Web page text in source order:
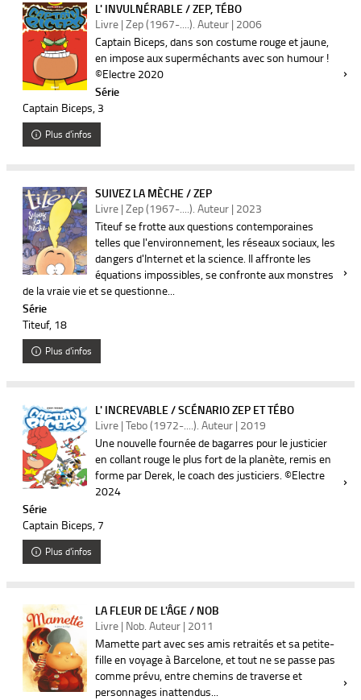
L' INVULNÉRABLE / ZEP, TÉBO
Livre | Zep (1967-....). Auteur | 2006
Captain Biceps, dans son costume rouge et jaune,
en impose aux superméchants avec son humour !
©Electre 2020
Série
Captain Biceps, 3
Plus d'infos
SUIVEZ LA MÈCHE / ZEP
Livre | Zep (1967-....). Auteur | 2023
Titeuf se frotte aux questions contemporaines
telles que l'environnement, les réseaux sociaux, les
dangers d'Internet et la science. Il affronte les
équations impossibles, se confronte aux monstres
de la vraie vie et se questionne...
Série
Titeuf, 18
Plus d'infos
L' INCREVABLE / SCÉNARIO ZEP ET TÉBO
Livre | Tebo (1972-....). Auteur | 2019
Une nouvelle fournée de bagarres pour le justicier
en collant rouge le plus fort de la planète, remis en
forme par Derek, le coach des justiciers. ©Electre
2024
Série
Captain Biceps, 7
Plus d'infos
LA FLEUR DE L'ÂGE / NOB
Livre | Nob. Auteur | 2011
Mamette part avec ses amis retraités et sa petite-
fille en voyage à Barcelone, et tout ne se passe pas
comme prévu, entre chemins de traverse et
personnages inattendus...